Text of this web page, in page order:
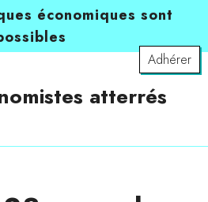
économiques sont
Adhérer
atterrés